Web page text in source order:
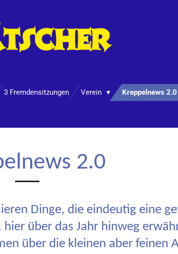
3 Fremdensitzungen Verein Kreppelnews 2.0
2.0
Dinge, die eindeutig eine
über das Jahr hinweg
über die kleinen aber feinen